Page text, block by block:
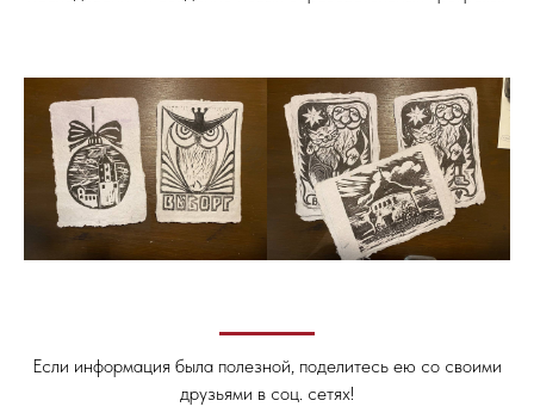
Если информация была полезной, поделитесь ею со своими
друзьями в соц. сетях!